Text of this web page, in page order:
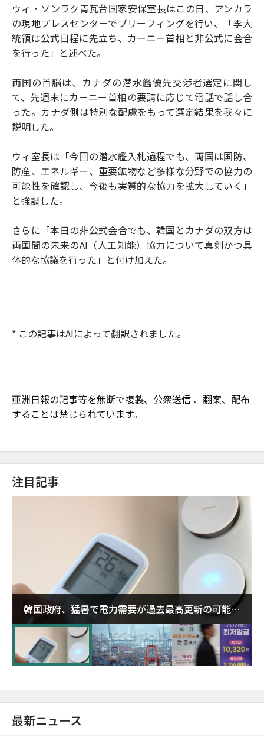
ウィ・ソンラク青瓦台国家安保室長はこの日、アンカラ
の現地プレスセンターでブリーフィングを行い、「李大
統領は公式日程に先立ち、カーニー首相と非公式に会合
を行った」と述べた。
両国の首脳は、カナダの潜水艦優先交渉者選定に関し
て、先週末にカーニー首相の要請に応じて電話で話し合
った。カナダ側は特別な配慮をもって選定結果を我々に
説明した。
ウィ室長は「今回の潜水艦入札過程でも、両国は国防、
防産、エネルギー、重要鉱物など多様な分野での協力の
可能性を確認し、今後も実質的な協力を拡大していく」
と強調した。
さらに「本日の非公式会合でも、韓国とカナダの双方は
両国間の未来のAI（人工知能）協力について真剣かつ具
体的な協議を行った」と付け加えた。
* この記事はAIによって翻訳されました。
亜洲日報の記事等を無断で複製、公衆送信 、翻案、配布
することは禁じられています。
注目記事
韓国政府、猛暑で電力需要が過去最高更新の可能性
に需給対応体制を点検
最新ニュース